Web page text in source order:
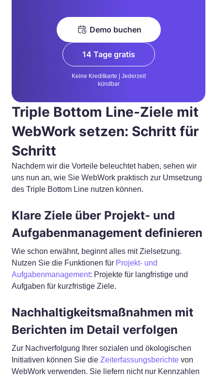
Demo buchen
14 Tage gratis
Keine Kreditkarte | Jederzeit
kündbar
Triple Bottom Line-Ziele mit
WebWork setzen: Schritt für
Schritt
Nachdem wir die Vorteile beleuchtet haben, sehen wir
uns nun an, wie Sie WebWork praktisch zur Umsetzung
des Triple Bottom Line nutzen können.
Klare Ziele über Projekt- und
Aufgabenmanagement definieren
Wie schon erwähnt, beginnt alles mit Zielsetzung.
Nutzen Sie die Funktionen für Projekt- und
Aufgabenmanagement: Projekte für langfristige und
Aufgaben für kurzfristige Ziele.
Nachhaltigkeitsmaßnahmen mit
Berichten im Detail verfolgen
Zur Nachverfolgung Ihrer sozialen und ökologischen
Initiativen können Sie die Zeiterfassungsberichte von
WebWork verwenden. Sie liefern nicht nur Kennzahlen